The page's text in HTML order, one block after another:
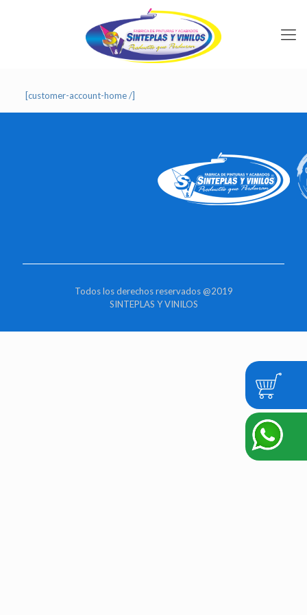
[customer-account-home /]
Todos los derechos reservados @2019
SINTEPLAS Y VINILOS